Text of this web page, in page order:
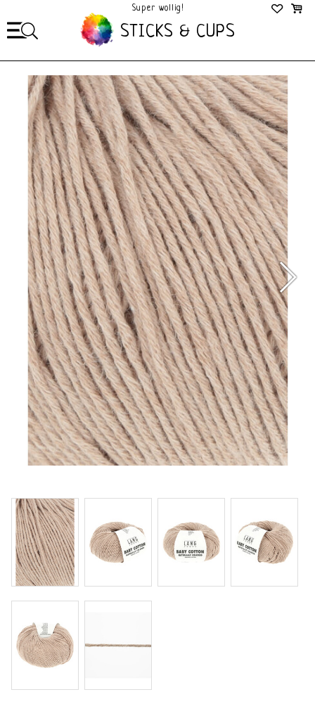
Super wollig!
Mega Gezellig!
STICKS & CUPS